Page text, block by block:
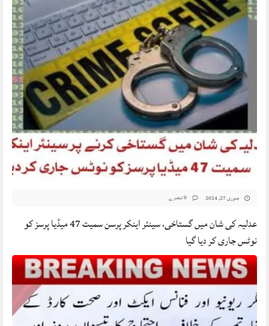
جنوری 27, 2024
عدلیہ کی شان میں گستاخی، سینئر اینکر پرسن سمیت 47 میڈیا پرسز کو
نوٹس جاری کر دیا گیا